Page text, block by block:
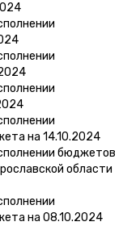
на 14.10.2024
бюджетов
области
на 08.10.2024